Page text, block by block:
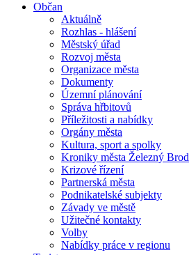
Občan
Aktuálně
Rozhlas - hlášení
Městský úřad
Rozvoj města
Organizace města
Dokumenty
Územní plánování
Správa hřbitovů
Příležitosti a nabídky
Orgány města
Kultura, sport a spolky
Kroniky města Železný Brod
Krizové řízení
Partnerská města
Podnikatelské subjekty
Závady ve městě
Užitečné kontakty
Volby
Nabídky práce v regionu